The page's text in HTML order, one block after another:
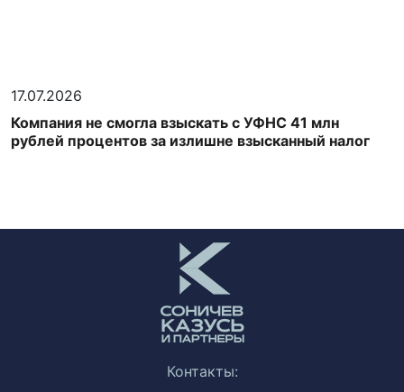
17.07.2026
Компания не смогла взыскать с УФНС 41 млн
рублей процентов за излишне взысканный налог
Контакты: